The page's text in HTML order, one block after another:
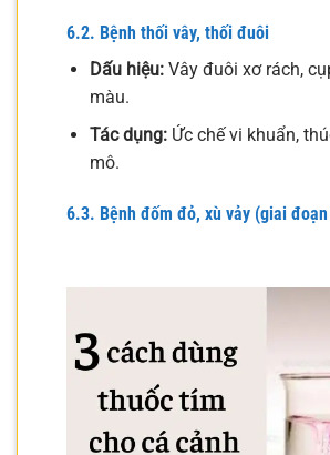
6.2. Bệnh thối vây, thối đuôi
Dấu hiệu:Vây đuôi xơ rách,
màu.
Tác dụng:Ức chế vi khuẩn,
mô.
6.3. Bệnh đốm đỏ, xù vảy (giai